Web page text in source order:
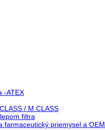
-ATEX
/ M CLASS
filtra
farmaceutický priemysel a OEM